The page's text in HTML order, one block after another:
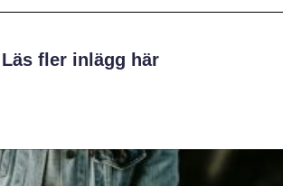
Läs fler inlägg här